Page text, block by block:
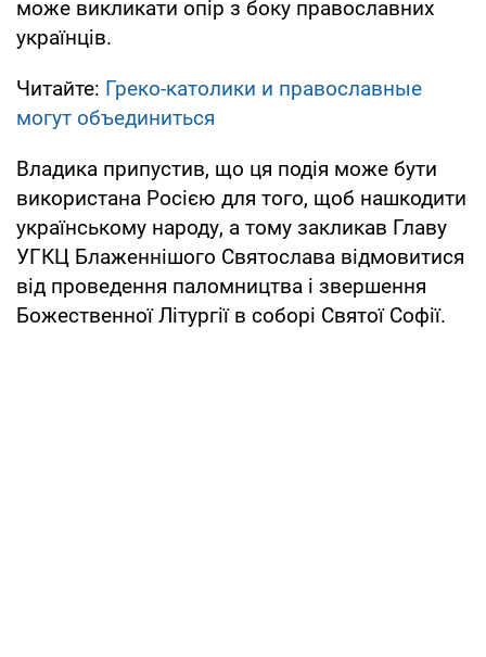
може викликати опір з боку православних
українців.
Читайте: Греко-католики и православные
могут объединиться
Владика припустив, що ця подія може бути
використана Росією для того, щоб нашкодити
українському народу, а тому закликав Главу
УГКЦ Блаженнішого Святослава відмовитися
від проведення паломництва і звершення
Божественної Літургії в соборі Святої Софії.